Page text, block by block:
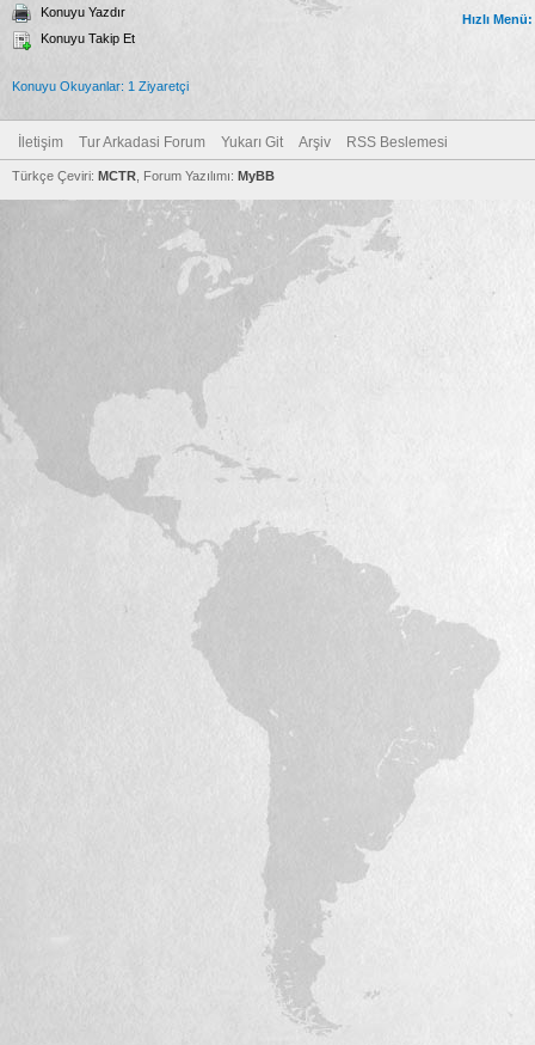
Konuyu Yazdır
Konuyu Takip Et
Hızlı Menü:
Konuyu Okuyanlar: 1 Ziyaretçi
İletişim Tur Arkadasi Forum Yukarı Git Arşiv RSS Beslemesi
Türkçe Çeviri: MCTR , Forum Yazılımı: MyBB